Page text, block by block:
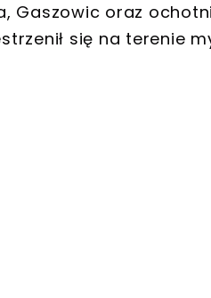
Gaszowic oraz
się na terenie